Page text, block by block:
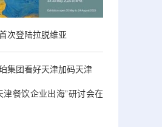
次登陆拉脱维亚
集团看好天津加码天津
津餐饮企业出海”研讨会在